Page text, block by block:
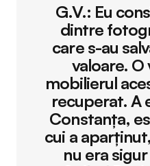
G.V.: Eu
dintre
care s-au
valoare. O
mobilierul
recuperat. A
Constanța,
cui a
nu era